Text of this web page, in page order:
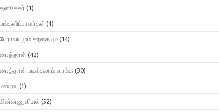
தனசேகர் (1)
பங்களிப்பாளர்கள் (1)
பேராலயமும் சந்தையும் (14)
பைத்தான் (42)
பைத்தான் படிக்கலாம் வாங்க (30)
மறைவு (1)
மின்னணுவியல் (52)